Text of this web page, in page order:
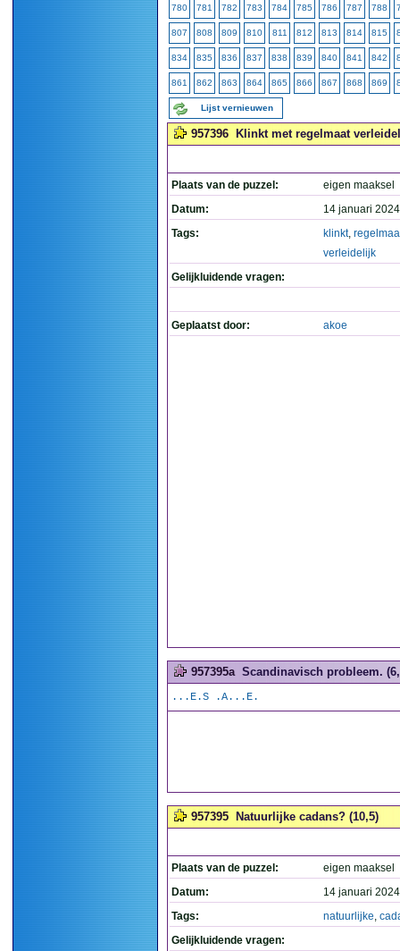
780 781 782 783 784 785 786 787 788
807 808 809 810 811 812 813 814 815
834 835 836 837 838 839 840 841 842
861 862 863 864 865 866 867 868 869
Lijst vernieuwen
957396 Klinkt met regelmaat
Plaats van de puzzel:
eigen maaksel
Datum:
14 januari
Tags:
klinkt,
verleidelijk
Gelijkluidende vragen:
Geplaatst door: akoe
957395a Scandinavisch probleem.
...E.S .A...E.
957395 Natuurlijke cadans? (10,5)
Plaats van de puzzel:
eigen maaksel
Datum:
14 januari
Tags:
natuurlijke,
Gelijkluidende vragen: